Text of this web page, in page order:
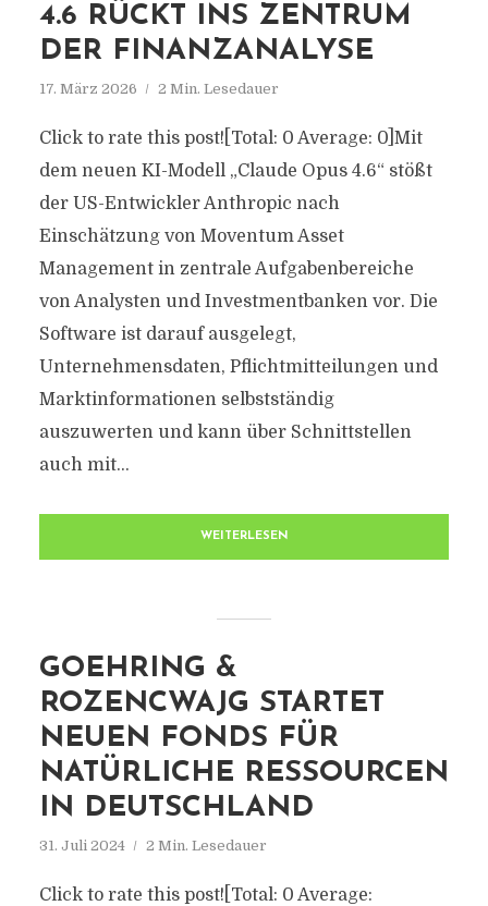
4.6 RÜCKT INS ZENTRUM
DER FINANZANALYSE
17. März 2026 2 Min. Lesedauer
Click to rate this post![Total: 0 Average: 0]Mit
dem neuen KI-Modell „Claude Opus 4.6“ stößt
der US-Entwickler Anthropic nach
Einschätzung von Moventum Asset
Management in zentrale Aufgabenbereiche
von Analysten und Investmentbanken vor. Die
Software ist darauf ausgelegt,
Unternehmensdaten, Pflichtmitteilungen und
Marktinformationen selbstständig
auszuwerten und kann über Schnittstellen
auch mit...
WEITERLESEN
GOEHRING &
ROZENCWAJG STARTET
NEUEN FONDS FÜR
NATÜRLICHE RESSOURCEN
IN DEUTSCHLAND
31. Juli 2024 2 Min. Lesedauer
Click to rate this post![Total: 0 Average: